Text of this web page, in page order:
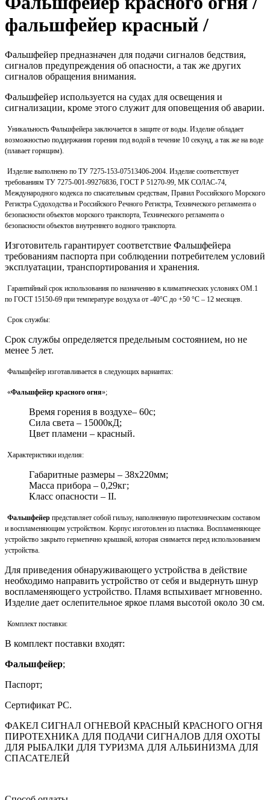
фальшфейер красный /
Фальшфейер предназначен для подачи сигналов бедствия,
сигналов предупреждения об опасности, а так же других
сигналов обращения внимания.
Фальшфейер используется на судах для освещения и
сигнализации, кроме этого служит для оповещения об аварии.
Уникальность Фальшфейера заключается в защите от воды. Изделие обладает
возможностью поддержания горения под водой в течение 10 секунд, а так же на воде
(плавает горящим).
Изделие выполнено по ТУ 7275-153-07513406-2004. Изделие соответствует
требованиям ТУ 7275-001-99276836, ГОСТ Р 51270-99, МК СОЛАС-74,
Международного кодекса по спасательным средствам, Правил Российского Морского
Регистра Судоходства и Российского Речного Регистра, Технического регламента о
безопасности объектов морского транспорта, Технического регламента о
безопасности объектов внутреннего водного транспорта.
Изготовитель гарантирует соответствие Фальшфейера
требованиям паспорта при соблюдении потребителем условий
эксплуатации, транспортирования и хранения.
Гарантийный срок использования по назначению в климатических условиях ОМ.1
по ГОСТ 15150-69 при температуре воздуха от -40°С до +50 °С – 12 месяцев.
Срок службы:
Срок службы определяется предельным состоянием, но не
менее 5 лет.
Фальшфейер изготавливается в следующих вариантах:
«Фальшфейер красного огня»;
Время горения в воздухе– 60с;
Сила света – 15000кД;
Цвет пламени – красный.
Характеристики изделия:
Габаритные размеры – 38x220мм;
Масса прибора – 0,29кг;
Класс опасности – II.
Фальшфейер представляет собой гильзу, наполненную пиротехническим составом
и воспламеняющим устройством. Корпус изготовлен из пластика. Воспламеняющее
устройство закрыто герметично крышкой, которая снимается перед использованием
устройства.
Для приведения обнаруживающего устройства в действие
необходимо направить устройство от себя и выдернуть шнур
воспламеняющего устройство. Пламя вспыхивает мгновенно.
Изделие дает ослепительное яркое пламя высотой около 30 см.
Комплект поставки:
В комплект поставки входят:
Фальшфейер;
Паспорт;
Сертификат РС.
ФАКЕЛ СИГНАЛ ОГНЕВОЙ КРАСНЫЙ КРАСНОГО ОГНЯ
ПИРОТЕХНИКА ДЛЯ ПОДАЧИ СИГНАЛОВ ДЛЯ ОХОТЫ
ДЛЯ РЫБАЛКИ ДЛЯ ТУРИЗМА ДЛЯ АЛЬБИНИЗМА ДЛЯ
СПАСАТЕЛЕЙ